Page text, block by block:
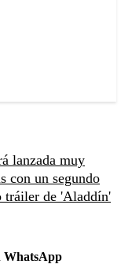
lanzada muy
con un segundo
tráiler de 'Aladdín'
WhatsApp